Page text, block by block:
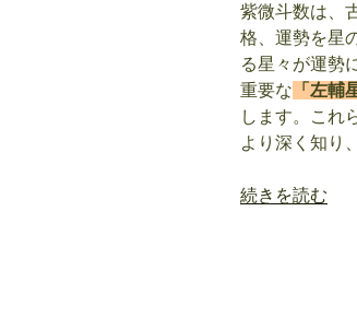
紫微斗数は、
格、運勢を星
る星々が運勢
重要な 「左輔
します。これ
より深く知り
“紫
続きを読む